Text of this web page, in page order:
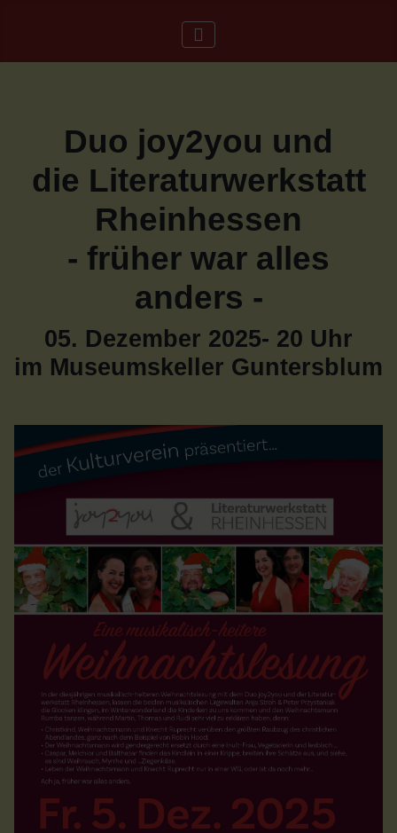
Duo joy2you und
die Literaturwerkstatt
Rheinhessen
- früher war alles
anders -
05. Dezember 2025- 20 Uhr
im Museumskeller Guntersblum